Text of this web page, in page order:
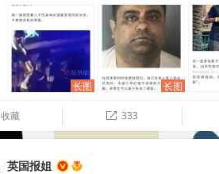
长图 长图
收藏  333
英国报姐